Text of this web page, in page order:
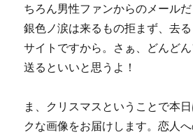
ちろん男性ファンからのメールだ
銀色ノ涙は来るもの拒まず、去
サイトですから。さぁ、どんど
送るといいと思うよ！
ま、クリスマスということで本
クな画像をお届けします。恋人